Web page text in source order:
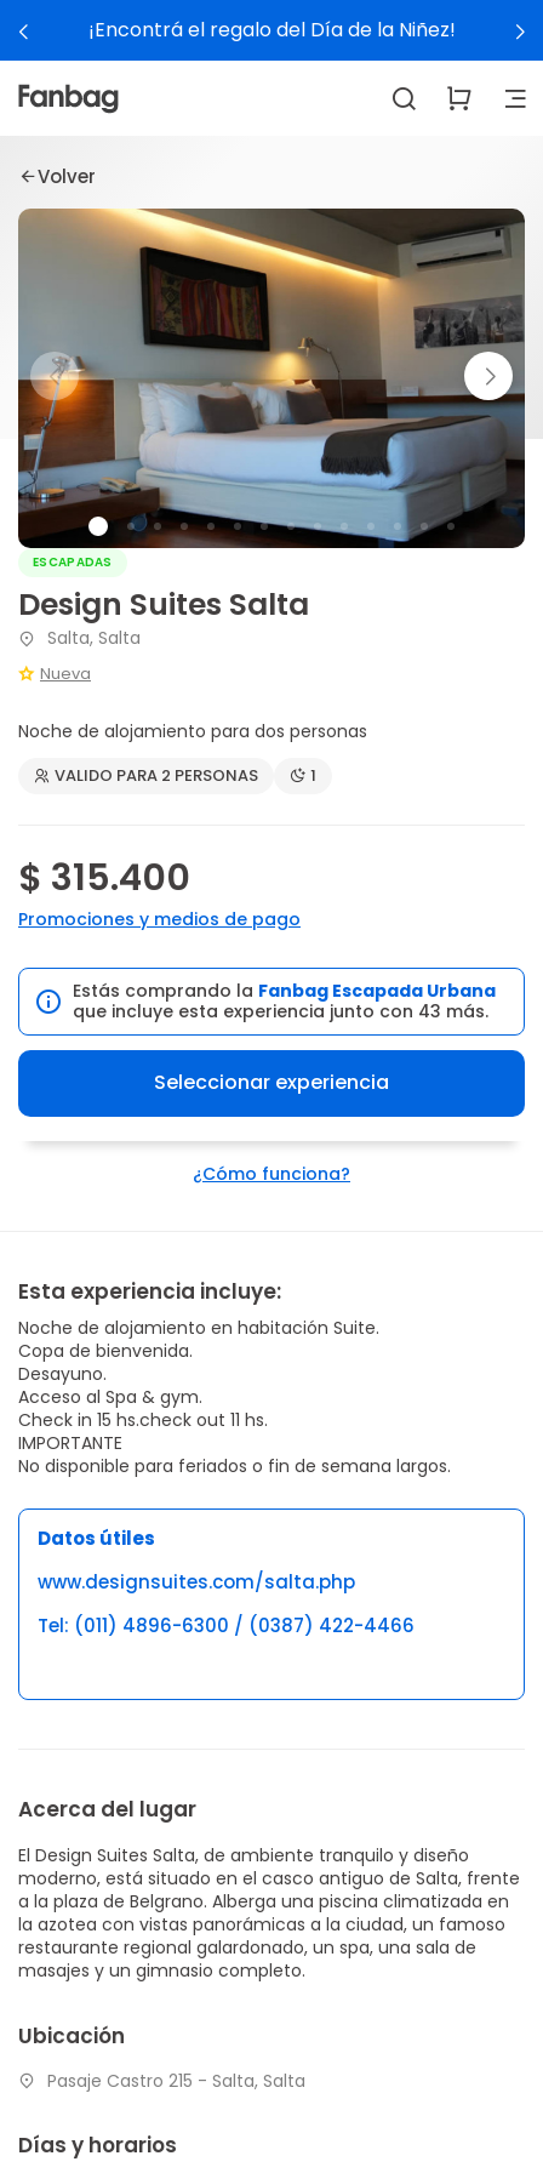
¡Encontrá el regalo del Día de la Niñez!
Volver
ESCAPADAS
Design Suites Salta
Salta, Salta
Nueva
Noche de alojamiento para dos personas
VALIDO PARA 2 PERSONAS 1
$ 315.400
Promociones y medios de pago
Estás comprando la Fanbag Escapada Urbana
que incluye esta experiencia junto con 43 más.
Seleccionar experiencia
¿Cómo funciona?
Esta experiencia incluye:
Noche de alojamiento en habitación Suite.
Copa de bienvenida.
Desayuno.
Acceso al Spa & gym.
Check in 15 hs.check out 11 hs.
IMPORTANTE
No disponible para feriados o fin de semana largos.
Datos útiles
www.designsuites.com/salta.php
Tel: (011) 4896-6300 / (0387) 422-4466
Acerca del lugar
El Design Suites Salta, de ambiente tranquilo y diseño
moderno, está situado en el casco antiguo de Salta, frente
a la plaza de Belgrano. Alberga una piscina climatizada en
la azotea con vistas panorámicas a la ciudad, un famoso
restaurante regional galardonado, un spa, una sala de
masajes y un gimnasio completo.
Ubicación
Pasaje Castro 215 - Salta, Salta
Días y horarios